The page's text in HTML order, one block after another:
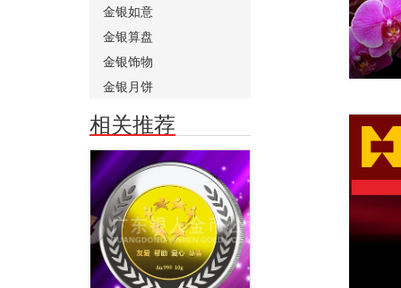
金银如意
金银算盘
金银饰物
金银月饼
相关推荐